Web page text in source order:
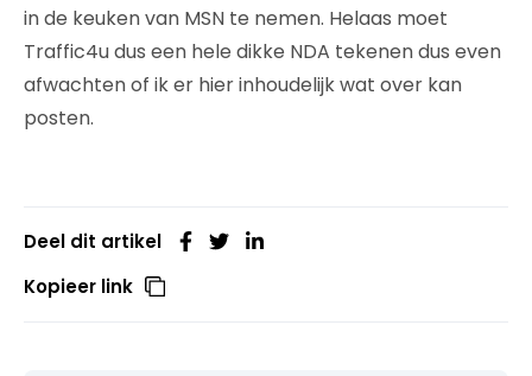
in de keuken van MSN te nemen. Helaas moet
Traffic4u dus een hele dikke NDA tekenen dus even
afwachten of ik er hier inhoudelijk wat over kan
posten.
Deel dit artikel
Kopieer link